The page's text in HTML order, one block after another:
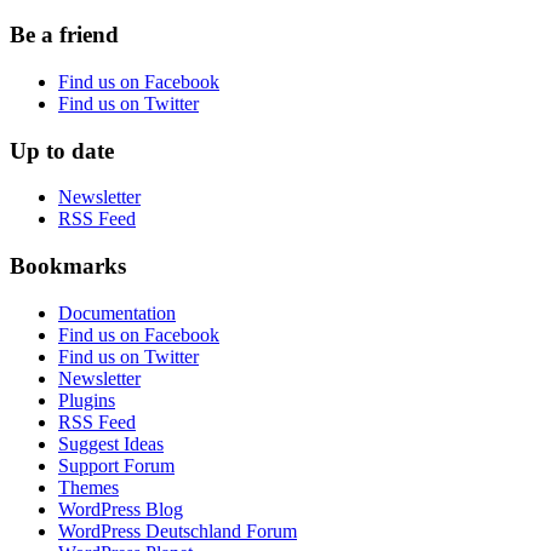
Be a friend
Find us on Facebook
Find us on Twitter
Up to date
Newsletter
RSS Feed
Bookmarks
Documentation
Find us on Facebook
Find us on Twitter
Newsletter
Plugins
RSS Feed
Suggest Ideas
Support Forum
Themes
WordPress Blog
WordPress Deutschland Forum